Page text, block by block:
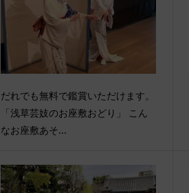
だれでも無料で鑑賞いただけます。
「浅草芸妓のお座敷おどり」 こん
なお座敷あそ...